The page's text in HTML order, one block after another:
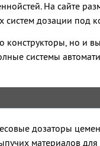
На сайте
систем дозации под
конструкторы, но и
системы
дозаторы
материалов